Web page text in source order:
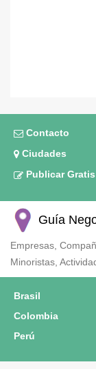
Contacto
Ciudades
Publicar Gratis
Guía
Empresas,
Minoristas,
Brasil
Colombia
Perú